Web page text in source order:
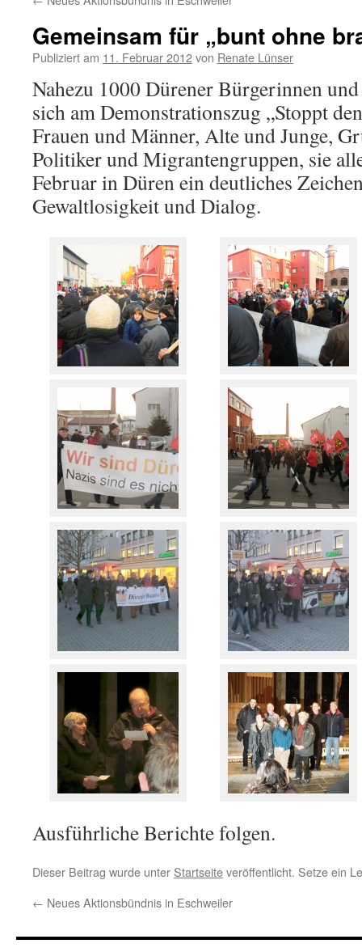
Gemeinsam für „bunt ohne
Publiziert am 11. Februar 2012von Renate Lünser
Nahezu 1000 Dürener Bürgerinnen
sich am Demonstrationszug „Stoppt
Frauen und Männer, Alte und Junge,
Politiker und Migrantengruppen, sie
Februar in Düren ein deutliches
Gewaltlosigkeit und Dialog.
Ausführliche Berichte folgen.
Dieser Beitrag wurde unter Startseiteveröffentlicht. Setze ein
← Neues Aktionsbündnis in Eschweiler